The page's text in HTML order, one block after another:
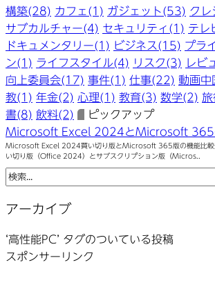
構築(28) カフェ(1) ガジェット(53) クレ
サブカルチャー(4) セキュリティ(1) テレ
ドキュメンタリー(1) ビジネス(15) プラ
ン(1) ライフスタイル(4) リスク(3) レビ
向上委員会(17) 事件(1) 仕事(22) 動画中
教(1) 年金(2) 心理(1) 教育(3) 数学(2)
書(8) 飲料(2)
ピックアップ
Microsoft Excel 2024とMicrosoft 365
Microsoft Excel 2024買い切り版とMicrosoft 365版の機能比
い切り版（Office 2024）とサブスクリプション版（Micros..
アーカイブ
‘高性能PC’ タグのついている投稿
スポンサーリンク